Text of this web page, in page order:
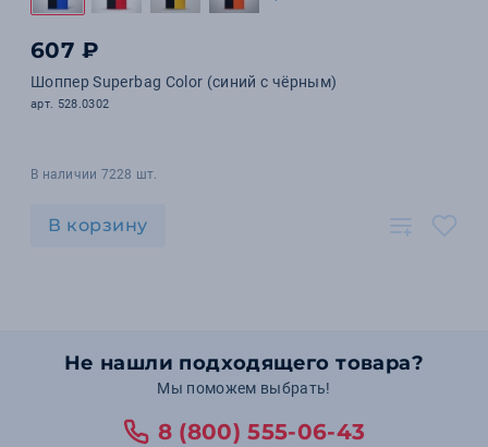
607 ₽
Шоппер Superbag Color (синий с чёрным)
арт. 528.0302
В наличии 7228 шт.
В корзину
Не нашли подходящего товара?
Мы поможем выбрать!
8 (800) 555-06-43